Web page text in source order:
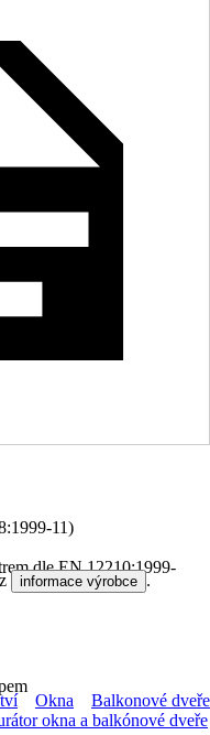
11)
dle EN 12210:1999-
informace výrobce .
Okna
Balkonové dveře
okna a balkónové dveře